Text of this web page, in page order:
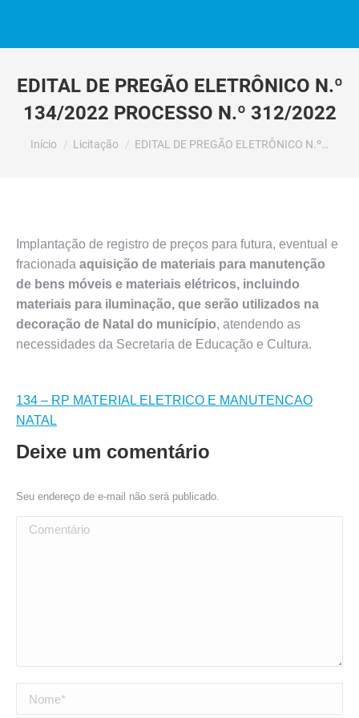
EDITAL DE PREGÃO ELETRÔNICO N.º
134/2022 PROCESSO N.º 312/2022
Você está aqui:
Início Licitação EDITAL DE PREGÃO ELETRÔNICO N.º…
Implantação de registro de preços para futura, eventual e
fracionada aquisição de materiais para manutenção
de bens móveis e materiais elétricos, incluindo
materiais para iluminação, que serão utilizados na
decoração de Natal do município, atendendo as
necessidades da Secretaria de Educação e Cultura.
134 – RP MATERIAL ELETRICO E MANUTENCAO
NATAL
Deixe um comentário
Seu endereço de e-mail não será publicado.
Comentário
Nome *